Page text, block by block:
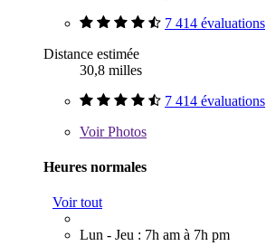
7 414 évaluations
Distance estimée
30,8 milles
7 414 évaluations
VoirPhotos
Heures normales
Voir tout
Lun - Jeu : 7h am à 7h pm